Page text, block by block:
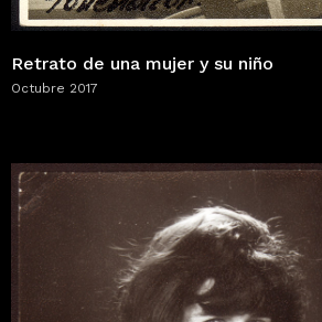
Retrato de una mujer y su niño
Octubre 2017